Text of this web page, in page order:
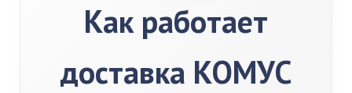
Как работает
доставка КОМУС